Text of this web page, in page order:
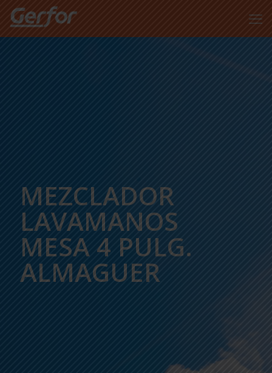
MEZCLADOR
LAVAMANOS
MESA 4 PULG.
ALMAGUER